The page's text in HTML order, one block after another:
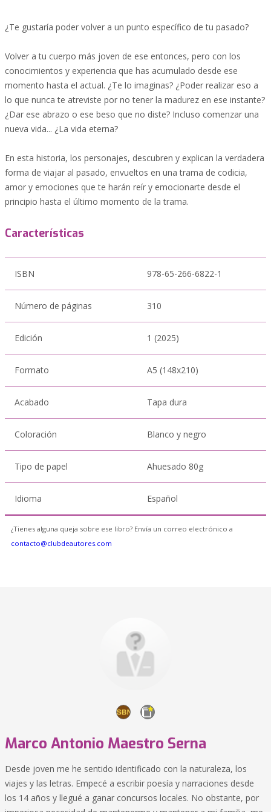
¿Te gustaría poder volver a un punto específico de tu pasado?
Volver a tu cuerpo más joven de ese entonces, pero con los
conocimientos y experiencia que has acumulado desde ese
momento hasta el actual. ¿Te lo imaginas? ¿Poder realizar eso a
lo que nunca te atreviste por no tener la madurez en ese instante?
¿Dar ese abrazo o ese beso que no diste? Incluso comenzar una
nueva vida... ¿La vida eterna?
En esta historia, los personajes, descubren y explican la verdadera
forma de viajar al pasado, envueltos en una trama de codicia,
amor y emociones que te harán reír y emocionarte desde el
principio hasta el último momento de la trama.
Características
ISBN 978-65-266-6822-1
Número de páginas 310
Edición 1 (2025)
Formato A5 (148x210)
Acabado Tapa dura
Coloración Blanco y negro
Tipo de papel Ahuesado 80g
Idioma Español
¿Tienes alguna queja sobre ese libro? Envía un correo electrónico a
contacto@clubdeautores.com
Marco Antonio Maestro Serna
Desde joven me he sentido identificado con la naturaleza, los
viajes y las letras. Empecé a escribir poesía y narraciones desde
los 14 años y llegué a ganar concursos locales. No obstante, por